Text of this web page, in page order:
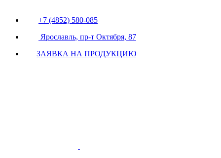
+7 (4852) 580-085
Ярославль, пр-т Октября, 87
ЗАЯВКА НА ПРОДУКЦИЮ